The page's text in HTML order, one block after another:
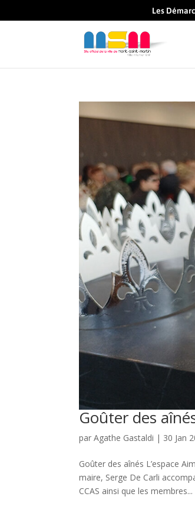
Les
Goûter des
parAgathe Gastaldi | 30 Jan
Goûter des aînés L’espace
maire, Serge De Carli
CCAS ainsi que les membres...